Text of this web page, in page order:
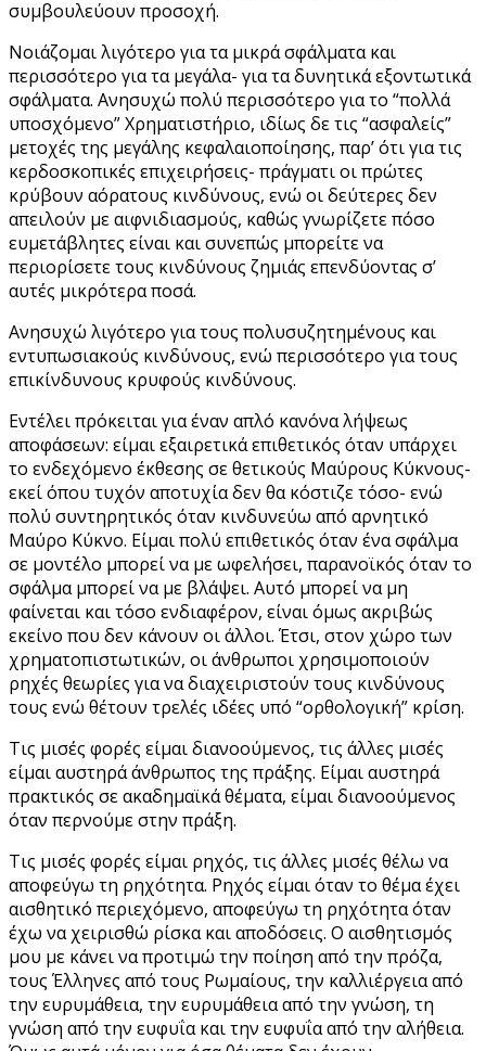
συμβουλεύουν προσοχή.
Νοιάζομαι λιγότερο για τα μικρά σφάλματα και
περισσότερο για τα μεγάλα- για τα δυνητικά εξοντωτικά
σφάλματα. Ανησυχώ πολύ περισσότερο για το “πολλά
υποσχόμενο” Χρηματιστήριο, ιδίως δε τις “ασφαλείς”
μετοχές της μεγάλης κεφαλαιοποίησης, παρ’ ότι για τις
κερδοσκοπικές επιχειρήσεις- πράγματι οι πρώτες
κρύβουν αόρατους κινδύνους, ενώ οι δεύτερες δεν
απειλούν με αιφνιδιασμούς, καθώς γνωρίζετε πόσο
ευμετάβλητες είναι και συνεπώς μπορείτε να
περιορίσετε τους κινδύνους ζημιάς επενδύοντας σ’
αυτές μικρότερα ποσά.
Ανησυχώ λιγότερο για τους πολυσυζητημένους και
εντυπωσιακούς κινδύνους, ενώ περισσότερο για τους
επικίνδυνους κρυφούς κινδύνους.
Εντέλει πρόκειται για έναν απλό κανόνα λήψεως
αποφάσεων: είμαι εξαιρετικά επιθετικός όταν υπάρχει
το ενδεχόμενο έκθεσης σε θετικούς Μαύρους Κύκνους-
εκεί όπου τυχόν αποτυχία δεν θα κόστιζε τόσο- ενώ
πολύ συντηρητικός όταν κινδυνεύω από αρνητικό
Μαύρο Κύκνο. Είμαι πολύ επιθετικός όταν ένα σφάλμα
σε μοντέλο μπορεί να με ωφελήσει, παρανοϊκός όταν το
σφάλμα μπορεί να με βλάψει. Αυτό μπορεί να μη
φαίνεται και τόσο ενδιαφέρον, είναι όμως ακριβώς
εκείνο που δεν κάνουν οι άλλοι. Έτσι, στον χώρο των
χρηματοπιστωτικών, οι άνθρωποι χρησιμοποιούν
ρηχές θεωρίες για να διαχειριστούν τους κινδύνους
τους ενώ θέτουν τρελές ιδέες υπό “ορθολογική” κρίση.
Τις μισές φορές είμαι διανοούμενος, τις άλλες μισές
είμαι αυστηρά άνθρωπος της πράξης. Είμαι αυστηρά
πρακτικός σε ακαδημαϊκά θέματα, είμαι διανοούμενος
όταν περνούμε στην πράξη.
Τις μισές φορές είμαι ρηχός, τις άλλες μισές θέλω να
αποφεύγω τη ρηχότητα. Ρηχός είμαι όταν το θέμα έχει
αισθητικό περιεχόμενο, αποφεύγω τη ρηχότητα όταν
έχω να χειρισθώ ρίσκα και αποδόσεις. Ο αισθητισμός
μου με κάνει να προτιμώ την ποίηση από την πρόζα,
τους Έλληνες από τους Ρωμαίους, την καλλιέργεια από
την ευρυμάθεια, την ευρυμάθεια από την γνώση, τη
γνώση από την ευφυΐα και την ευφυΐα από την αλήθεια.